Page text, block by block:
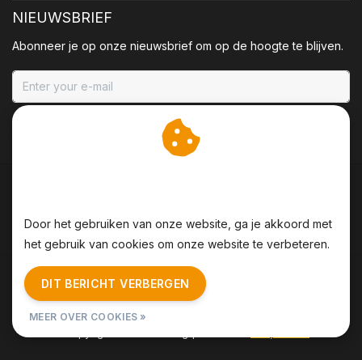
NIEUWSBRIEF
Abonneer je op onze nieuwsbrief om op de hoogte te blijven.
Algemene voorwaarden | Disclaimer
Sitemap
| RSS Feed
Door het gebruiken van onze website, ga je akkoord met
het gebruik van cookies om onze website te verbeteren.
DIT BERICHT VERBERGEN
MEER OVER COOKIES »